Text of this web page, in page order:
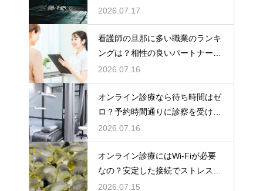
し方
2026.07.17
看護師の旦那に多い職業のランキ
ングは？相性の良いパートナーの
条件と傾向
2026.07.16
オンライン診療なら待ち時間はゼ
ロ？予約時間通りに診察を受ける
コツ
2026.07.16
オンライン診療にはWi-Fiが必要
なの？安定した接続でストレスフ
リーに
2026.07.15